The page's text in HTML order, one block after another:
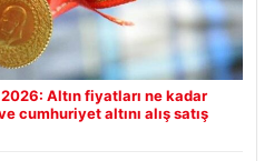
Altın fiyatları ne kadar
cumhuriyet altını alış satış